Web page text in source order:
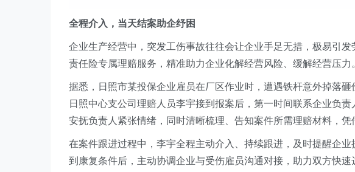
全程介入，当天结案助企纾困
企业生产经营中，突发工伤事故往往会让企业手足无措，极易引发
责任险专属理赔服务，精准助力企业化解经营风险、缓解经营压力
据悉， 日照市某投保企业雇员在厂区作业时，遭遇铁杆意外掉落
日照中心支公司理赔人员李宇接到报案后，第一时间联系企业负
安抚负责人紧张情绪，同时清晰梳理、告知案件所需理赔材料，
在案件跟进过程中，李宇全程主动介入、持续跟进，及时提醒企
到康复条件后，主动协调企业与受伤雇员沟通对接，助力双方快